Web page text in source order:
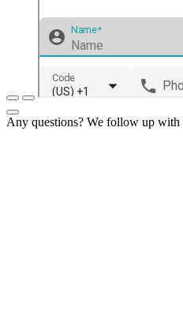
Any questions? We follow up with